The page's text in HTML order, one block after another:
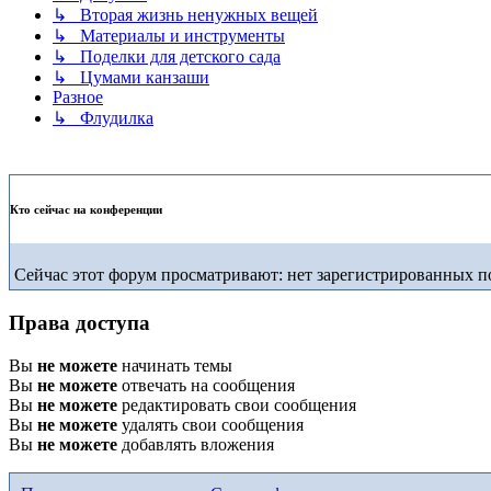
↳ Вторая жизнь ненужных вещей
↳ Материалы и инструменты
↳ Поделки для детского сада
↳ Цумами канзаши
Разное
↳ Флудилка
Кто сейчас на конференции
Сейчас этот форум просматривают: нет зарегистрированных
Права доступа
Вы не можете начинать темы
Вы не можете отвечать на сообщения
Вы не можете редактировать свои сообщения
Вы не можете удалять свои сообщения
Вы не можете добавлять вложения